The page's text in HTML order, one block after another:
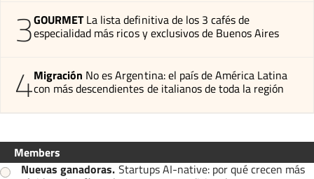
3GOURMET La lista definitiva de los 3 cafés de
especialidad más ricos y exclusivos de Buenos Aires
4Migración No es Argentina: el país de América Latina
con más descendientes de italianos de toda la región
Members
Nuevas ganadoras. Startups AI-native: por qué crecen más